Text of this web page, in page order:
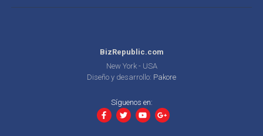
BizRepublic.com
New York - USA
Diseño y desarrollo: Pakore
Síguenos en: